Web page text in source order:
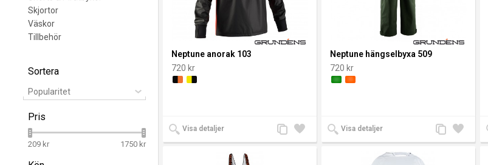
Grundens
återförsäljare
REGNKLÄDER
MED GENUIN
Skjortor
Väskor
Tillbehör
Sortera
Popularitet
Pris
209 kr 1750 kr
Neptune anorak 103
720 kr
Visa detaljer
Lägg
till i
Lägg
till
Neptune hängselbyxa 509
720 kr
Visa detaljer
Lägg
till i
Lägg
till